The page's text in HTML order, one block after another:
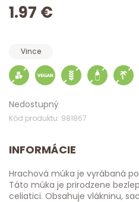
1.97 €
Vince
Nedostupný
Kód produktu: 981867
INFORMÁCIE
Hrachová múka je vyrábaná
Táto múka je prirodzene
celiatici. Obsahuje vlákninu,